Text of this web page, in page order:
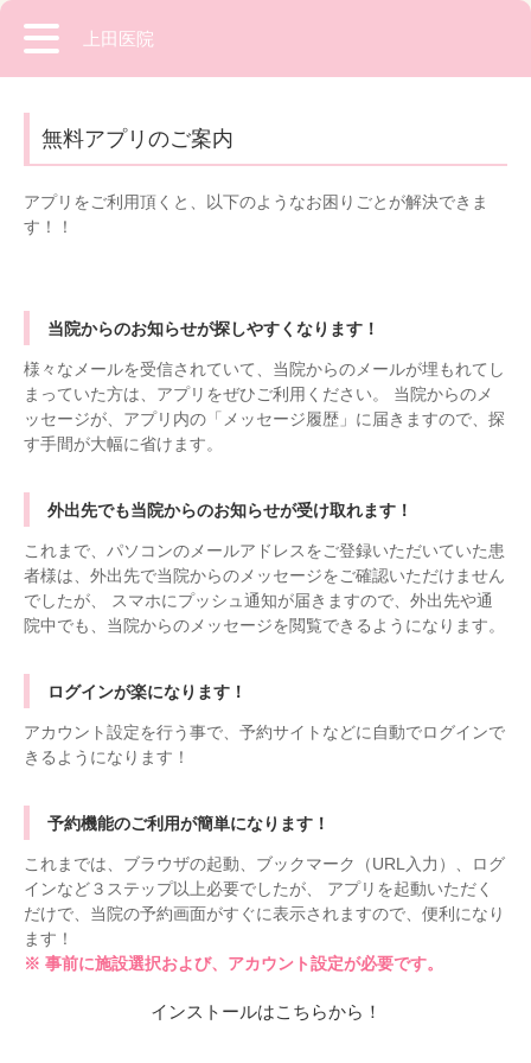
上田医院
無料アプリのご案内
アプリをご利用頂くと、以下のようなお困りごとが解決できま
す！！
当院からのお知らせが探しやすくなります！
様々なメールを受信されていて、当院からのメールが埋もれてし
まっていた方は、アプリをぜひご利用ください。 当院からのメ
ッセージが、アプリ内の「メッセージ履歴」に届きますので、探
す手間が大幅に省けます。
外出先でも当院からのお知らせが受け取れます！
これまで、パソコンのメールアドレスをご登録いただいていた患
者様は、外出先で当院からのメッセージをご確認いただけません
でしたが、 スマホにプッシュ通知が届きますので、外出先や通
院中でも、当院からのメッセージを閲覧できるようになります。
ログインが楽になります！
アカウント設定を行う事で、予約サイトなどに自動でログインで
きるようになります！
予約機能のご利用が簡単になります！
これまでは、ブラウザの起動、ブックマーク（URL入力）、ログ
インなど３ステップ以上必要でしたが、 アプリを起動いただく
だけで、当院の予約画面がすぐに表示されますので、便利になり
ます！
※ 事前に施設選択および、アカウント設定が必要です。
インストールはこちらから！